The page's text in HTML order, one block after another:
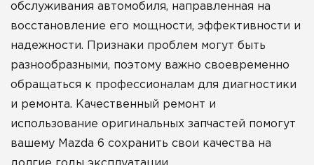
обслуживания автомобиля, направленная на
восстановление его мощности, эффективности и
надежности. Признаки проблем могут быть
разнообразными, поэтому важно своевременно
обращаться к профессионалам для диагностики
и ремонта. Качественный ремонт и
использование оригинальных запчастей помогут
вашему Mazda 6 сохранить свои качества на